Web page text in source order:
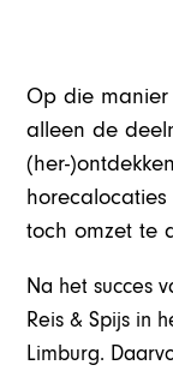
Op die manier
alleen de
(her-
toch omzet te
Na het succes
Reis & Spijs in
Limburg.